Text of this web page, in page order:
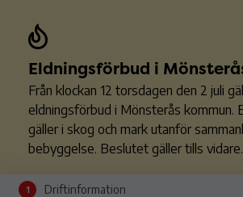
Eldningsförbud i
Från klockan 12 torsdagen den 2 juli
eldningsförbud i Mönsterås kommun.
gäller i skog och mark utanför
bebyggelse. Beslutet gäller tills vidare.
1 Driftinformation